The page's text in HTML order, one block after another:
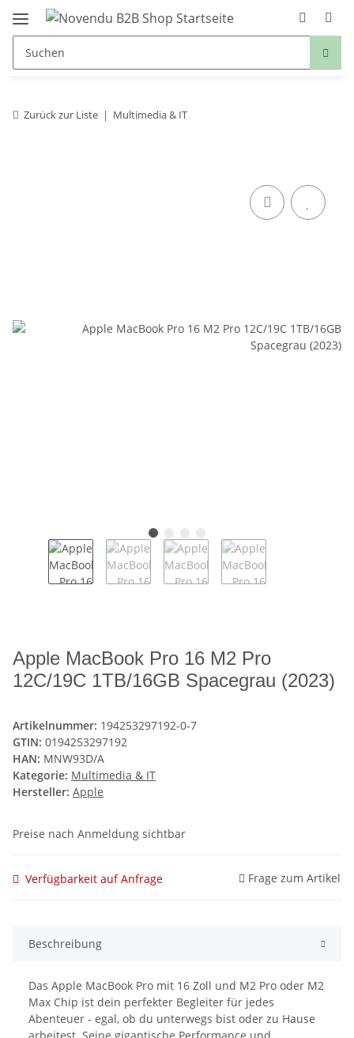
Zurück zur Liste Multimedia & IT
Apple MacBook Pro 16 M2 Pro
12C/19C 1TB/16GB Spacegrau (2023)
Artikelnummer: 194253297192-0-7
GTIN: 0194253297192
HAN: MNW93D/A
Kategorie: Multimedia & IT
Hersteller: Apple
Preise nach Anmeldung sichtbar
Verfügbarkeit auf Anfrage Frage zum Artikel
Beschreibung
Das Apple MacBook Pro mit 16 Zoll und M2 Pro oder M2
Max Chip ist dein perfekter Begleiter für jedes
Abenteuer - egal, ob du unterwegs bist oder zu Hause